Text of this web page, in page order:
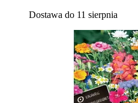
Dostawa do 11 sierpnia